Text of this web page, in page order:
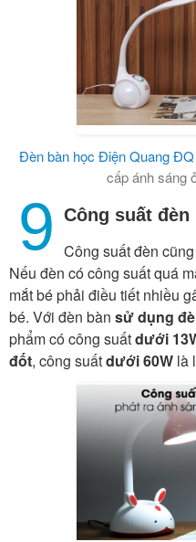
Đèn bàn học Điện Quang
cấp ánh sáng
9 Công suất
Công suất đèn
Nếu đèn có công suất quá
mắt bé phải điều tiết nhiều
bé. Với đèn bàn sử dụng
phẩm có công suấtdưới
đốt, công suấtdưới 60W là